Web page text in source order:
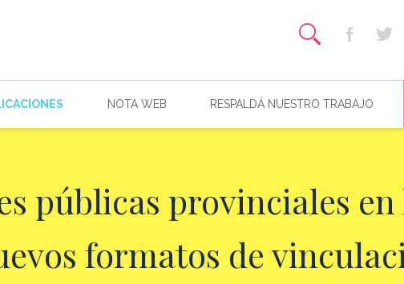
NOTA WEB RESPALDÁ NUESTRO TRABAJO
públicas provinciales en
formatos de